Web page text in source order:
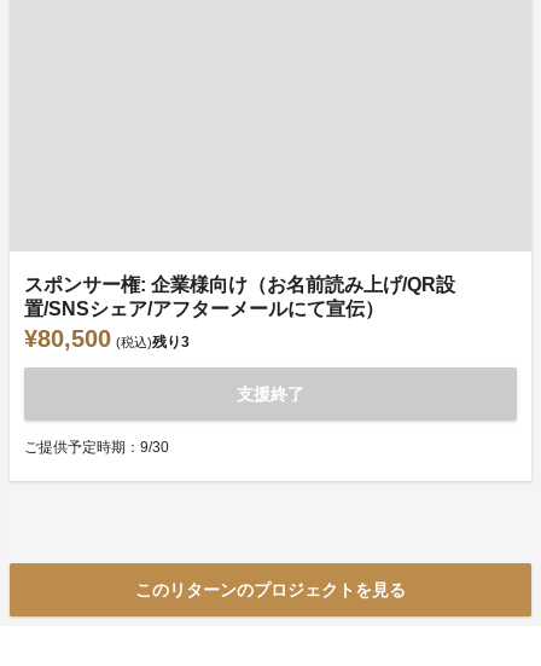
スポンサー権: 企業様向け（お名前読み上げ/QR設
置/SNSシェア/アフターメールにて宣伝）
¥80,500 (税込)残り3
支援終了
ご提供予定時期：9/30
このリターンのプロジェクトを見る